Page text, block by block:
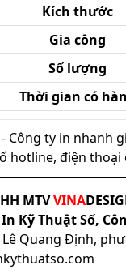
Kích thước
Gia công
Số lượng
Thời gian có
- Công ty in nhanh
hotline, điện
MTVVINA
Kỹ Thuật Số,
Quang Định,